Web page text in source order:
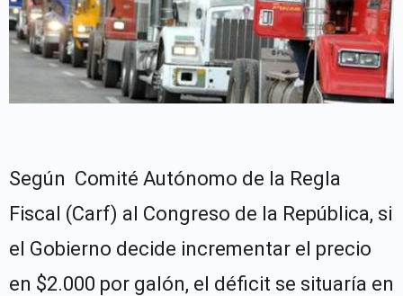
Según Comité Autónomo de la Regla
Fiscal (Carf) al Congreso de la República, si
el Gobierno decide incrementar el precio
en $2.000 por galón, el déficit se situaría en